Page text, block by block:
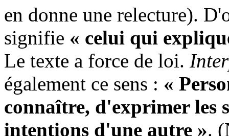
en donne une relecture).
signifie « celui qui
Le texte a force de loi.
également ce sens : «
connaître, d'exprimer les
intentions d'une autre ».